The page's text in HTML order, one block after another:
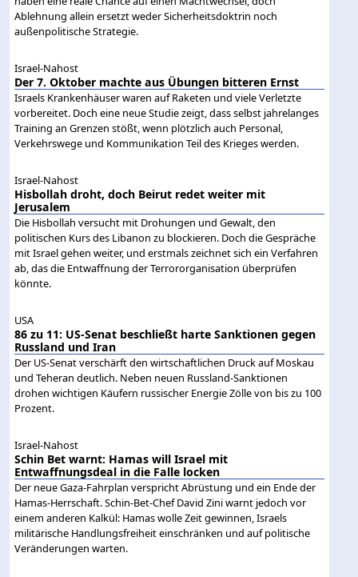
Ablehnung allein ersetzt weder Sicherheitsdoktrin noch
außenpolitische Strategie.
Israel-Nahost
Der 7. Oktober machte aus Übungen bitteren Ernst
Israels Krankenhäuser waren auf Raketen und viele Verletzte
vorbereitet. Doch eine neue Studie zeigt, dass selbst jahrelanges
Training an Grenzen stößt, wenn plötzlich auch Personal,
Verkehrswege und Kommunikation Teil des Krieges werden.
Israel-Nahost
Hisbollah droht, doch Beirut redet weiter mit
Jerusalem
Die Hisbollah versucht mit Drohungen und Gewalt, den
politischen Kurs des Libanon zu blockieren. Doch die Gespräche
mit Israel gehen weiter, und erstmals zeichnet sich ein Verfahren
ab, das die Entwaffnung der Terrororganisation überprüfen
könnte.
USA
86 zu 11: US-Senat beschließt harte Sanktionen gegen
Russland und Iran
Der US-Senat verschärft den wirtschaftlichen Druck auf Moskau
und Teheran deutlich. Neben neuen Russland-Sanktionen
drohen wichtigen Käufern russischer Energie Zölle von bis zu 100
Prozent.
Israel-Nahost
Schin Bet warnt: Hamas will Israel mit
Entwaffnungsdeal in die Falle locken
Der neue Gaza-Fahrplan verspricht Abrüstung und ein Ende der
Hamas-Herrschaft. Schin-Bet-Chef David Zini warnt jedoch vor
einem anderen Kalkül: Hamas wolle Zeit gewinnen, Israels
militärische Handlungsfreiheit einschränken und auf politische
Veränderungen warten.